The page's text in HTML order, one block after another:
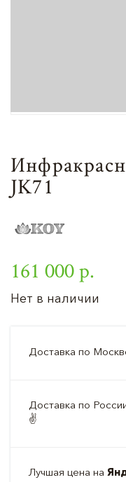
JK71
161 000 р.
Нет в наличии
Доставка по
Доставка по
✌️
Лучшая цена на